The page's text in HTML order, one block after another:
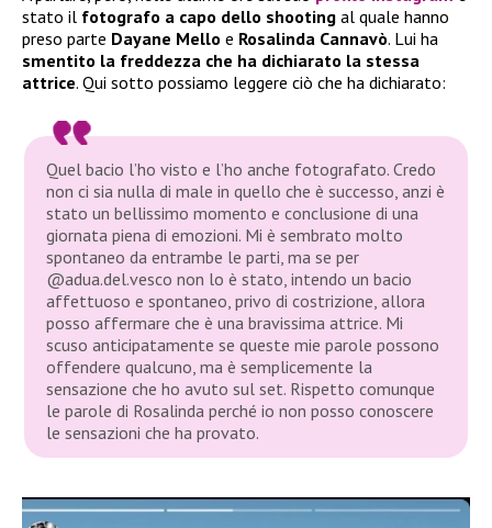
stato il fotografo a capo dello shooting al quale hanno
preso parte Dayane Mello e Rosalinda Cannavò. Lui ha
smentito la freddezza che ha dichiarato la stessa
attrice. Qui sotto possiamo leggere ciò che ha dichiarato:
Quel bacio l’ho visto e l’ho anche fotografato. Credo
non ci sia nulla di male in quello che è successo, anzi è
stato un bellissimo momento e conclusione di una
giornata piena di emozioni. Mi è sembrato molto
spontaneo da entrambe le parti, ma se per
@adua.del.vesco non lo è stato, intendo un bacio
affettuoso e spontaneo, privo di costrizione, allora
posso affermare che è una bravissima attrice. Mi
scuso anticipatamente se queste mie parole possono
offendere qualcuno, ma è semplicemente la
sensazione che ho avuto sul set. Rispetto comunque
le parole di Rosalinda perché io non posso conoscere
le sensazioni che ha provato.